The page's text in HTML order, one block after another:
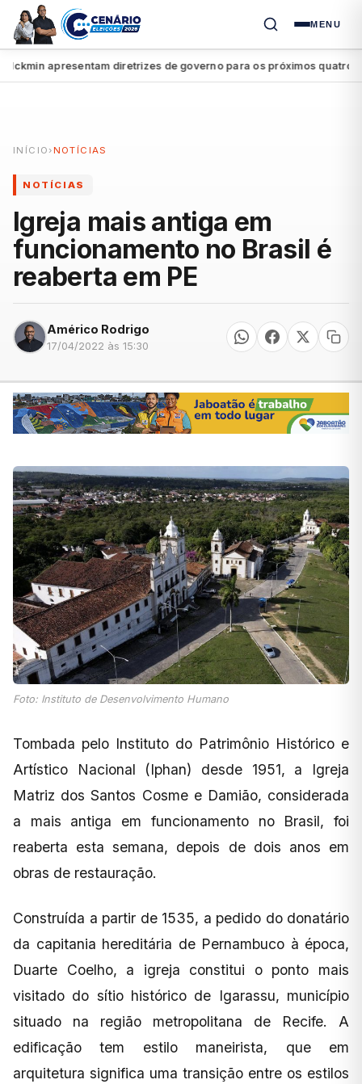
MENU
apresentam diretrizes de governo para os próximos quatro anos
INÍCIO › NOTÍCIAS
NOTÍCIAS
Igreja mais antiga em
funcionamento no Brasil é
reaberta em PE
Américo Rodrigo
17/04/2022 às 15:30
Foto: Instituto de Desenvolvimento Humano
Tombada pelo Instituto do Patrimônio Histórico e
Artístico Nacional (Iphan) desde 1951, a Igreja
Matriz dos Santos Cosme e Damião, considerada
a mais antiga em funcionamento no Brasil, foi
reaberta esta semana, depois de dois anos em
obras de restauração.
Construída a partir de 1535, a pedido do donatário
da capitania hereditária de Pernambuco à época,
Duarte Coelho, a igreja constitui o ponto mais
visitado do sítio histórico de Igarassu, município
situado na região metropolitana de Recife. A
edificação tem estilo maneirista, que em
arquitetura significa uma transição entre os estilos